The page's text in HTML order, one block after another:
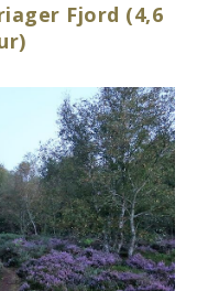
Fjord (4,6